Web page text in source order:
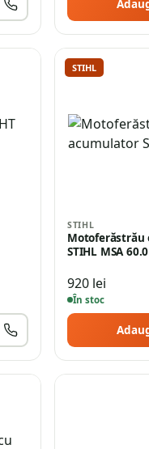
STIHL
STIHL
Motoferăstrău
STIHL MSA
920 lei
În stoc